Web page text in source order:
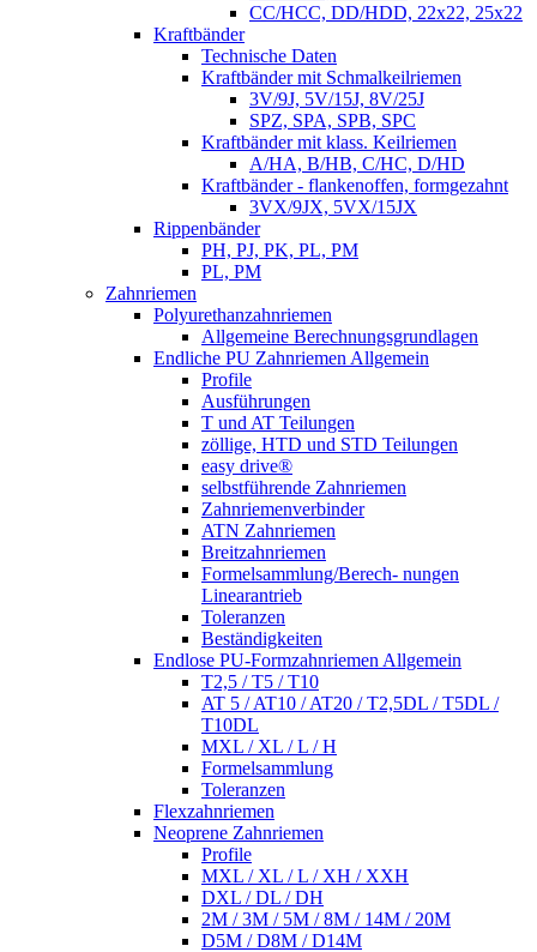
CC/HCC, DD/HDD, 22x22, 25x22
Kraftbänder
Technische Daten
Kraftbänder mit Schmalkeilriemen
3V/9J, 5V/15J, 8V/25J
SPZ, SPA, SPB, SPC
Kraftbänder mit klass. Keilriemen
A/HA, B/HB, C/HC, D/HD
Kraftbänder - flankenoffen, formgezahnt
3VX/9JX, 5VX/15JX
Rippenbänder
PH, PJ, PK, PL, PM
PL, PM
Zahnriemen
Polyurethanzahnriemen
Allgemeine Berechnungsgrundlagen
Endliche PU Zahnriemen Allgemein
Profile
Ausführungen
T und AT Teilungen
zöllige, HTD und STD Teilungen
easy drive®
selbstführende Zahnriemen
Zahnriemenverbinder
ATN Zahnriemen
Breitzahnriemen
Formelsammlung/Berech- nungen
Linearantrieb
Toleranzen
Beständigkeiten
Endlose PU-Formzahnriemen Allgemein
T2,5 / T5 / T10
AT 5 / AT10 / AT20 / T2,5DL / T5DL /
T10DL
MXL / XL / L / H
Formelsammlung
Toleranzen
Flexzahnriemen
Neoprene Zahnriemen
Profile
MXL / XL / L / XH / XXH
DXL / DL / DH
2M / 3M / 5M / 8M / 14M / 20M
D5M / D8M / D14M